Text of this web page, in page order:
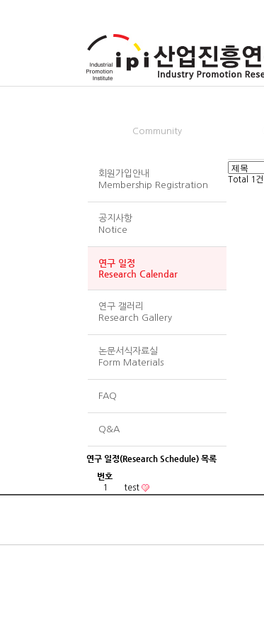
Community
회원가입안내
Membership Registration
공지사항
Notice
연구 일정
Research Calendar
연구 갤러리
Research Gallery
논문서식자료실
Form Materials
FAQ
Q&A
Total 1건
연구 일정(Research Schedule) 목록
번호
1 test